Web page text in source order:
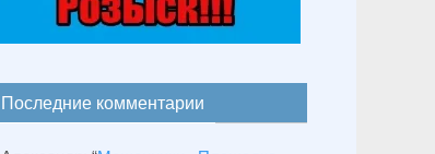
Последние комментарии